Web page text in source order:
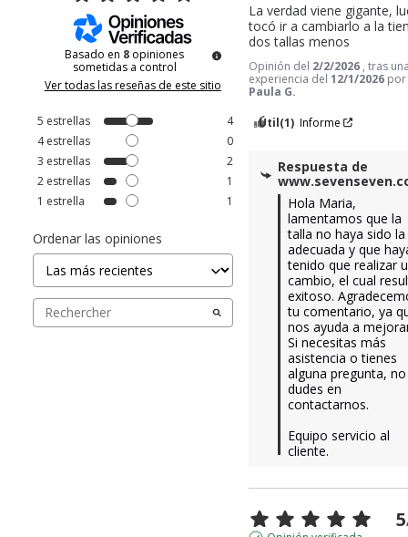
Basado en 8 opiniones
sometidas a control
Ver todas las reseñas de este sitio
5 estrellas
4
4estrellas
0
3 estrellas
2
2 estrellas
1
1 estrella 1
Ordenar las opiniones
La verdad viene gigante,
tocó ir a cambiarlo a la
dos tallas menos
Opinión del 2/2/2026 , tras
experiencia del12/1/2026
Paula G.
Útil(1) Informe
Respuesta de
Hola Maria,
lamentamos que la
talla no haya sido la
adecuada y que
tenido que realizar
cambio, el cual
exitoso.
tu comentario, ya
nos ayuda a
Si necesitas más
asistencia o tienes
alguna pregunta, no
dudes en
contactarnos.
Equipo servicio al
cliente.
5